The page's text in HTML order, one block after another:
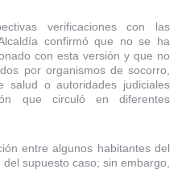
verificaciones con las
confirmó que no se ha
con esta versión y que no
por organismos de socorro,
salud o autoridades judiciales
que circuló en diferentes
entre algunos habitantes del
supuesto caso; sin embargo,